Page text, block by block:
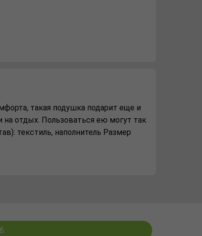
такая подушка подарит еще и
отдых. Пользоваться ею могут так
текстиль, наполнитель Размер